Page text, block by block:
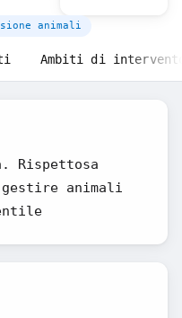
animali
Ambiti di
Rispettosa
animali